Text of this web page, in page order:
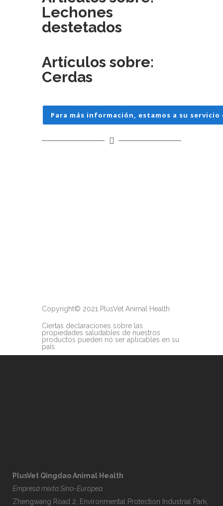
Lechones
destetados
Artículos sobre:
Cerdas
Para más información, estamos a su
Copyright© 2021 PlusVet Animal Health
Ciertas declaraciones sobre las
propiedades saludables de nuestros
productos pueden no ser aplicables en su
país.
PlusVet Qingdao Animal Health
Empresa mixta Sino-Europea
Zhengwang Road 2, Environmental Protection Industrial Park,